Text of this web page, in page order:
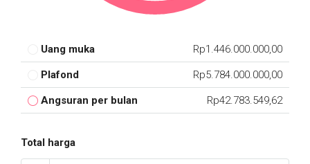
Uang muka Rp1.446.000.000,00
Plafond Rp5.784.000.000,00
Angsuran per bulan Rp42.783.549,62
Total harga